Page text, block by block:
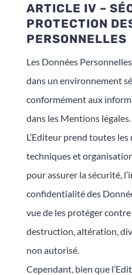
ARTICLE IV –
PROTECTION
PERSONNELLES
Les Données
dans un environnement
conformément aux
dans les Mentions légales.
L’Editeur prend toutes les
techniques et
pour assurer la sécurité,
confidentialité des
vue de les protéger
destruction, altération,
non autorisé.
Cependant, bien que